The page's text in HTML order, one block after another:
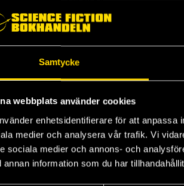
Samtycke
webbplats använder cookies
enhetsidentifierare för att anpassa
medier och analysera vår trafik. Vi
sociala medier och annons- och
annan information som du har
SERIER ANTOLOGI